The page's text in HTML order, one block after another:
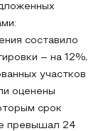
составило
– на 12%,
участков
оценены
срок
превышал 24